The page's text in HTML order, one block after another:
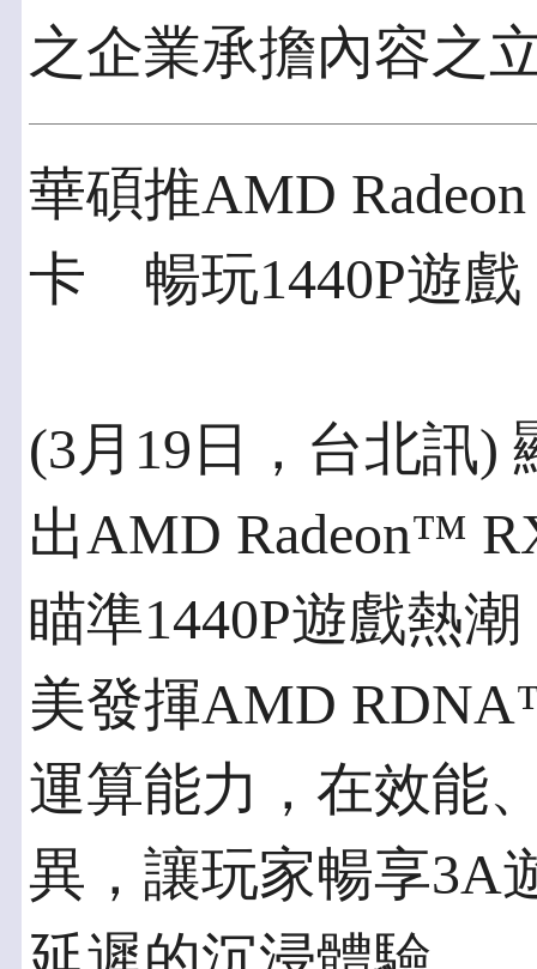
之企業承擔內容之
華碩推AMD
卡 暢玩1440P遊戲
(3月19日，台北訊)
出AMD Radeon™
瞄準1440P遊戲熱
美發揮AMD
運算能力，在效能
異，讓玩家暢享3A